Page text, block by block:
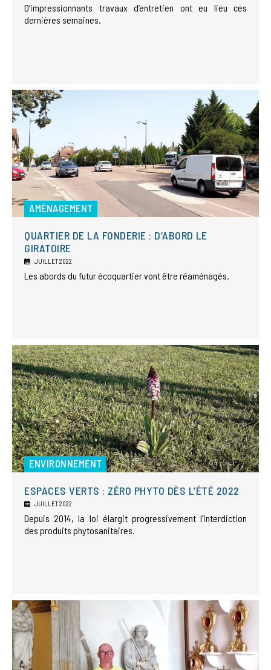
D’impressionnants travaux d’entretien ont eu lieu ces
dernières semaines.
AMÉNAGEMENT
QUARTIER DE LA FONDERIE : D’ABORD LE
GIRATOIRE
JUILLET 2022
Les abords du futur écoquartier vont être réaménagés.
ENVIRONNEMENT
ESPACES VERTS : ZÉRO PHYTO DÈS L’ÉTÉ 2022
JUILLET 2022
Depuis 2014, la loi élargit progressivement l’interdiction
des produits phytosanitaires.